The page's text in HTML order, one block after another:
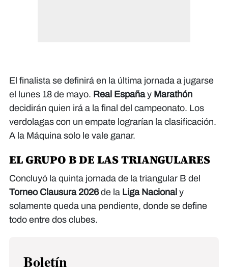
El finalista se definirá en la última jornada a jugarse
el lunes 18 de mayo. Real Españay Marathón
decidirán quien irá a la final del campeonato. Los
verdolagas con un empate lograrían la clasificación.
A la Máquina solo le vale ganar.
EL GRUPO B DE LAS TRIANGULARES
Concluyó la quinta jornada de la triangular B del
Torneo Clausura 2026de la Liga Nacional y
solamente queda una pendiente, donde se define
todo entre dos clubes.
Boletín